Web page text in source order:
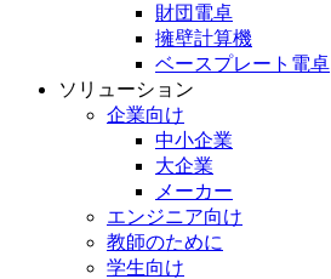
財団電卓
擁壁計算機
ベースプレート電卓
ソリューション
企業向け
中小企業
大企業
メーカー
エンジニア向け
教師のために
学生向け